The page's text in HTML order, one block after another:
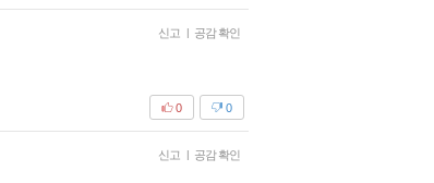
신고 | 공감 확인
0
0
신고 | 공감 확인